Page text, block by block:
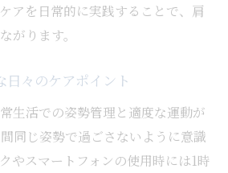
アを日常的に実践することで、肩
がります。
日々のケアポイント
生活での姿勢管理と適度な運動が
同じ姿勢で過ごさないように意識
やスマートフォンの使用時には1時